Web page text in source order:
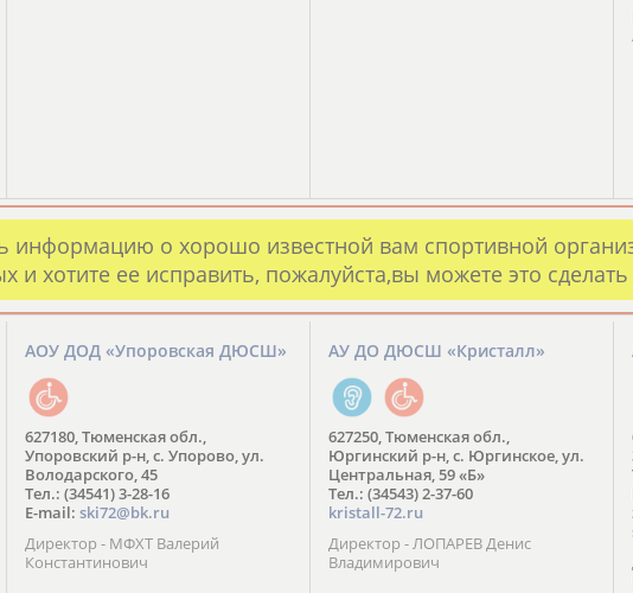
информацию о хорошо известной вам спортивной
и хотите ее исправить, пожалуйста,вы можете это
АОУ ДОД «Упоровская ДЮСШ»
627180, Тюменская обл.,
Упоровский р-н, с. Упорово, ул.
Володарского, 45
Тел.: (34541) 3-28-16
E-mail: ski72@bk.ru
Директор - МФХТ Валерий
Константинович
АУ ДО ДЮСШ «Кристалл»
627250, Тюменская обл.,
Юргинский р-н, с. Юргинское, ул.
Центральная, 59 «Б»
Тел.: (34543) 2-37-60
kristall-72.ru
Директор - ЛОПАРЕВ Денис
Владимирович